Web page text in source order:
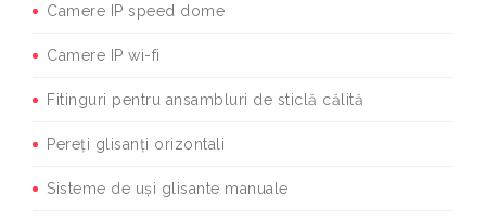
Camere IP speed dome
Camere IP wi-fi
Fitinguri pentru ansambluri de sticlă călită
Pereți glisanți orizontali
Sisteme de uși glisante manuale